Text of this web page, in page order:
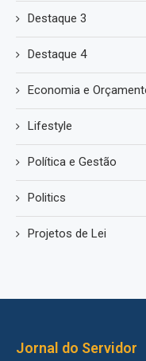
Destaque 3
Destaque 4
Economia e
Lifestyle
Política e Gestão
Politics
Projetos de Lei
Jornal do Servidor